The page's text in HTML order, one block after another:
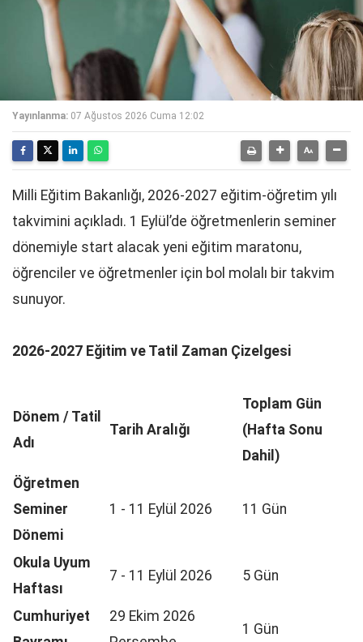
Yayınlanma: 07 Ağustos 2026 Cuma 12:02
Milli Eğitim Bakanlığı, 2026-2027 eğitim-öğretim yılı
takvimini açıkladı. 1 Eylül’de öğretmenlerin seminer
dönemiyle start alacak yeni eğitim maratonu,
öğrenciler ve öğretmenler için bol molalı bir takvim
sunuyor.
2026-2027 Eğitim ve Tatil Zaman Çizelgesi
Dönem / Tatil
Adı
Tarih Aralığı
Toplam Gün
(Hafta Sonu
Dahil)
Öğretmen
Seminer
Dönemi
1 - 11 Eylül 2026 11 Gün
Okula Uyum
Haftası
7 - 11 Eylül 2026 5 Gün
Cumhuriyet
29 Ekim 2026
1 Gün